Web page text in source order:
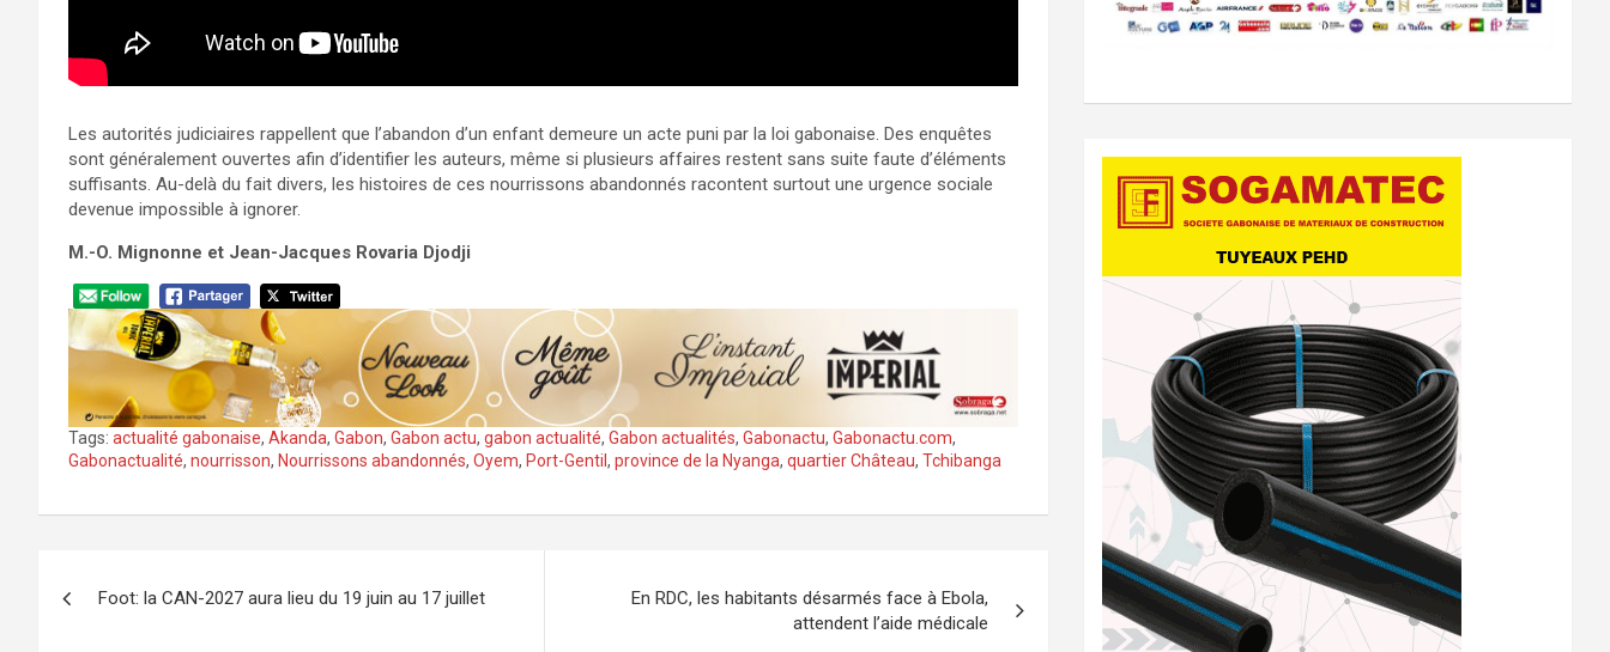
Les autorités judiciaires rappellent que l’abandon d’un enfant demeure un acte puni par la loi gabonaise. Des enquêtes
sont généralement ouvertes afin d’identifier les auteurs, même si plusieurs affaires restent sans suite faute d’éléments
suffisants. Au-delà du fait divers, les histoires de ces nourrissons abandonnés racontent surtout une urgence sociale
devenue impossible à ignorer.
M.-O. Mignonne et Jean-Jacques Rovaria Djodji
Tags: actualité gabonaise, Akanda, Gabon, Gabon actu, gabon actualité, Gabon actualités, Gabonactu, Gabonactu.com,
Gabonactualité, nourrisson, Nourrissons abandonnés, Oyem, Port-Gentil , province de la Nyanga, quartier Château, Tchibanga
de
Foot: la CAN-2027 aura lieu du 19 juin au 17 juillet
En RDC, les habitants désarmés face à Ebola,
attendent l’aide médicale